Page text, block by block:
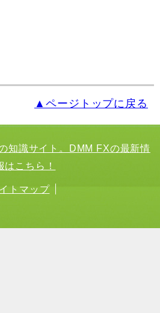
▲ページトップに戻る
知識サイト。DMM FXの最新情
はこちら！
トマップ